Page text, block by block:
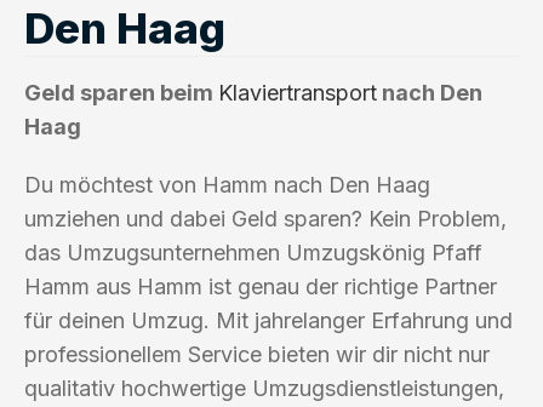
Den Haag
Geld sparen beim Klaviertransport nach Den
Haag
Du möchtest von Hamm nach Den Haag
umziehen und dabei Geld sparen? Kein Problem,
das Umzugsunternehmen Umzugskönig Pfaff
Hamm aus Hamm ist genau der richtige Partner
für deinen Umzug. Mit jahrelanger Erfahrung und
professionellem Service bieten wir dir nicht nur
qualitativ hochwertige Umzugsdienstleistungen,